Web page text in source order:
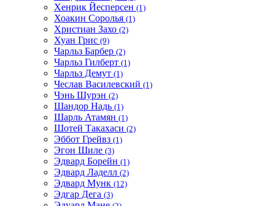
Хенрик Йесперсен (1)
Хоакин Соролья (1)
Христиан Захо (2)
Хуан Грис (9)
Чарльз Барбер (2)
Чарльз Гилберт (1)
Чарльз Демут (1)
Чеслав Василевский (1)
Чэнь Шурэн (2)
Шандор Надь (1)
Шарль Атамян (1)
Шотей Такахаси (2)
Эббот Грейвз (1)
Эгон Шиле (3)
Эдвард Борейн (1)
Эдвард Ладелл (2)
Эдвард Мунк (12)
Эдгар Дега (3)